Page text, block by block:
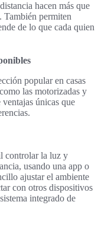
hacen más que
permiten
de lo que cada quien
popular en casas
las motorizadas y
únicas que
controlar la luz y
usando una app o
ajustar el ambiente
con otros dispositivos
integrado de